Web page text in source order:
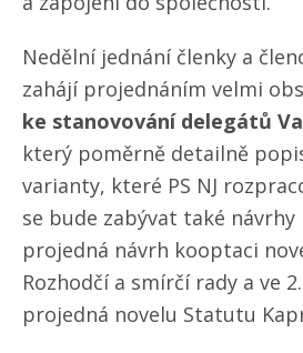
Nedělní jednání členky a
zahájí projednáním velmi
ke stanovování delegátů
který poměrně detailně
varianty, které PS NJ
se bude zabývat také návrhy
projedná návrh kooptaci
Rozhodčí a smírčí rady a ve
projedná novelu Statutu